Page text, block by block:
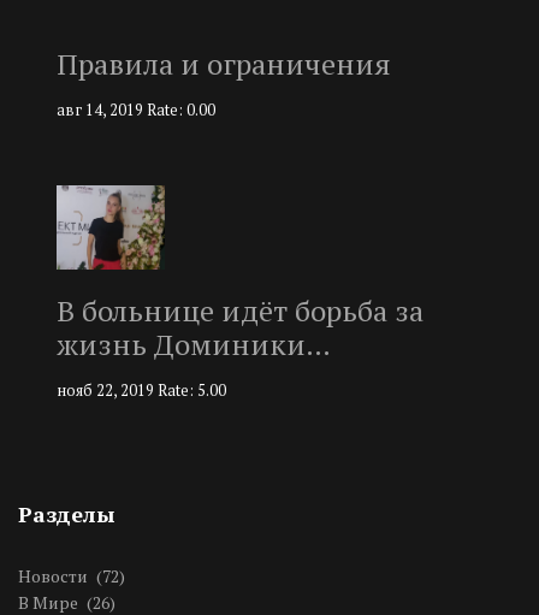
Правила и ограничения
авг 14, 2019 Rate: 0.00
В больнице идёт борьба за
жизнь Доминики…
нояб 22, 2019 Rate: 5.00
Разделы
Новости (72)
В Мире (26)